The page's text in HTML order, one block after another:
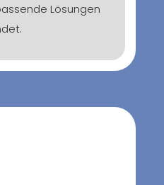
Lösungen